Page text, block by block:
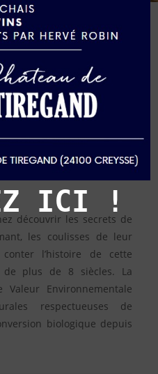
une visite individuelle
à 10 mn à l’est de
du Château de
découvrir les secrets de
les coulisses de leur
l’histoire de cette
de plus de 8 siècles. La
Environnementale
respectueuses de
biologique depuis
ICI !